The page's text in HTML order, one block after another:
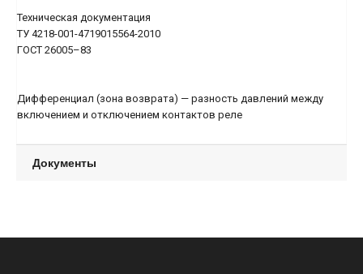
Техническая документация
ТУ 4218-001-4719015564-2010
ГОСТ 26005–83
Дифференциал (зона возврата) — разность давлений между
включением и отключением контактов реле
Документы